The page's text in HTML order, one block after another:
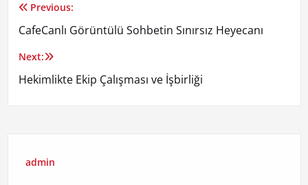
Yazı
gezinmesi
Previous:
CafeCanlı Görüntülü Sohbetin Sınırsız Heyecanı
Next:
Hekimlikte Ekip Çalışması ve İşbirliği
admin